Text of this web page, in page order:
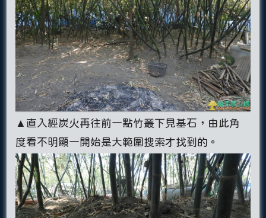
▲直入經炭火再往前一點竹叢下見基石，由此角
度看不明顯一開始是大範圍搜索才找到的。